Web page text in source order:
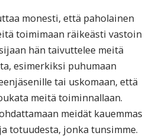
monesti, että paholainen
toimimaan räikeästi vastoin
hän taivuttelee meitä
esimerkiksi puhumaan
tai uskomaan, että
meitä toiminnallaan.
meidät kauemmas
totuudesta, jonka tunsimme.